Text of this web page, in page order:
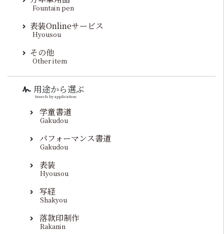
Fountain pen
表装Onlineサービス
Hyousou
その他
Other item
用途から選ぶ
Search by application
学童書道
Gakudou
パフォーマンス書道
Gakudou
表装
Hyousou
写経
Shakyou
落款印制作
Rakanin